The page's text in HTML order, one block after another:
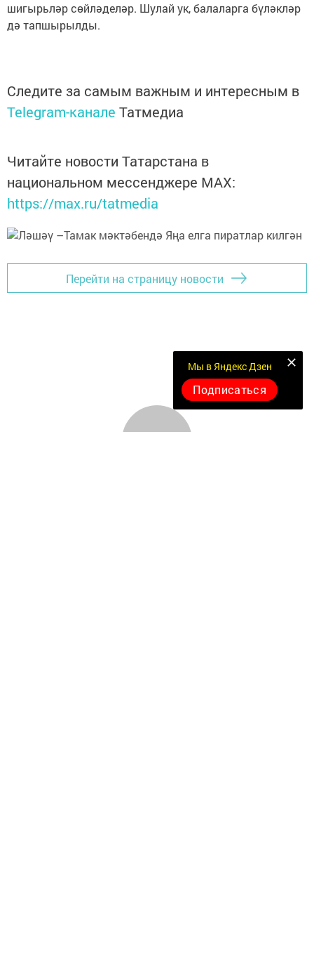
шигырьләр сөйләделәр. Шулай ук, балаларга бүләкләр
дә тапшырылды.
Следите за самым важным и интересным в
Telegram-канале Татмедиа
Читайте новости Татарстана в
национальном мессенджере MАХ:
https://max.ru/tatmedia
Перейти на страницу новости
Мы в Яндекс Дзен
Подписаться